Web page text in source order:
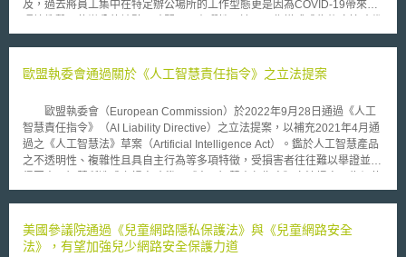
及，過去將員工集中在特定辦公場所的工作型態更是因為COVID-19帶來的
的新生活常態。 因應資訊化時代，企業在推動遠距工作時，除業務效
辦公時要如何確保其設備有足夠的防毒軟體保護、重要機密資訊是否會有外
工管理不足，所產生的營業秘密資訊外洩風險為核心議題，研析並彙整日本
於2021年5月由日本總務省所公布之《遠距工作資安指引》第5版[1]，以及
美國2022年3月針對與遠距工作相關判決Peoplestrategy v. Lively Emp.
Servs.之案例[2]內容，藉此給予我國企業參考在遠距工作模式中應注意的營
業秘密問題與因應對策。 壹、遠距工作之型態 遠距工作是指藉由資訊
點及時間之工作方式。以日本遠距工作的型態為例，依據業務執行的地點，
公：在居住地執行業務的工作方式。此方式因節省通勤時間，是一種有效兼
顧工作與家庭生活的工作模式，適合如剛結束育嬰假而有照顧幼兒需求的員
歐盟執委會通過關於《人工智慧責任指令》之立法提案
歐盟執委會（European Commission）於2022年9月28日通過《人工
智慧責任指令》（AI Liability Directive）之立法提案，以補充2021年4月通
過之《人工智慧法》草案（Artificial Intelligence Act）。鑑於人工智慧產品
之不透明性、複雜性且具自主行為等多項特徵，受損害者往往難以舉證並獲
因人工智慧而受有損害者，得以更容易獲得賠償，並減輕受損害者請求損害
（一）可推翻之推定（rebuttable presumptions）：人工智慧責任指令透過
「因果關係推定（presumption of causality）」來減輕受損害者之舉證責任
美國參議院通過《兒童網路隱私保護法》與《兒童網路安全
法》，有望加強兒少網路安全保護力道